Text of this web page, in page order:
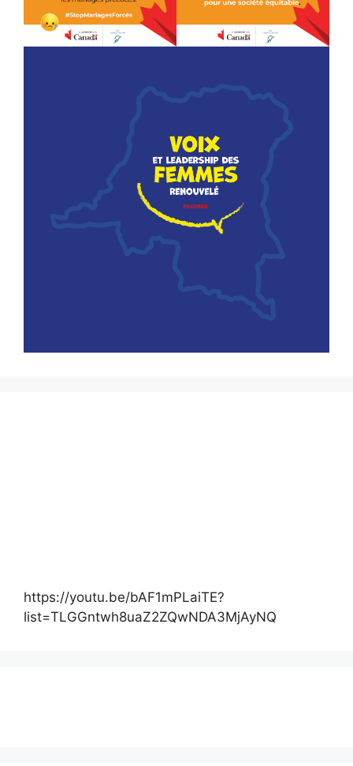
https://youtu.be/bAF1mPLaiTE?
list=TLGGntwh8uaZ2ZQwNDA3MjAyNQ